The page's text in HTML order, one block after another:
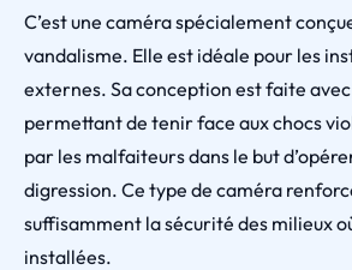
C’est une caméra spécialement
vandalisme. Elle est idéale pour les
externes. Sa conception est faite
permettant de tenir face aux chocs
par les malfaiteurs dans le but
digression. Ce type de caméra
suffisamment la sécurité des milieux
installées.